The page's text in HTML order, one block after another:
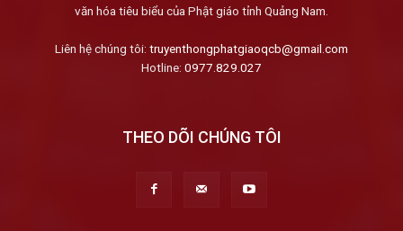
văn hóa tiêu biểu của Phật giáo tỉnh Quảng Nam.
Liên hệ chúng tôi: truyenthongphatgiaoqcb@gmail.com
Hotline: 0977.829.027
THEO DÕI CHÚNG TÔI